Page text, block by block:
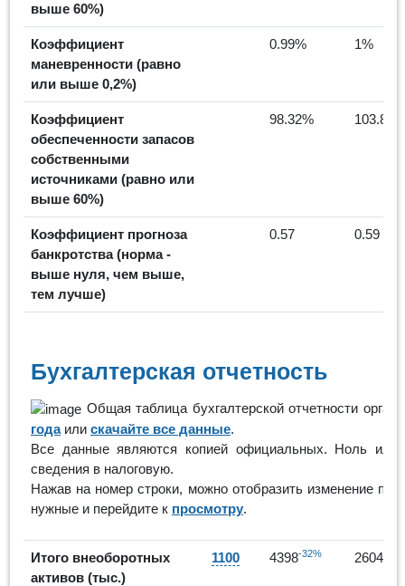
выше 60%)
Коэффициент
маневренности (равно
или выше 0,2%)
0.99% 1%
Коэффициент
обеспеченности запасов
собственными
источниками (равно или
выше 60%)
98.32% 103.88%
Коэффициент прогноза
банкротства (норма -
выше нуля, чем выше,
тем лучше)
0.57 0.59
Бухгалтерская отчетность
Общая таблица бухгалтерской отчетности
годаили скачайте все данные.
Все данные являются копией официальных. Ноль или
сведения в налоговую.
Нажав на номер строки, можно отобразить изменение
нужные и перейдите к просмотру.
Итого внеоборотных
активов (тыс.)
1100 4398-32% 2604